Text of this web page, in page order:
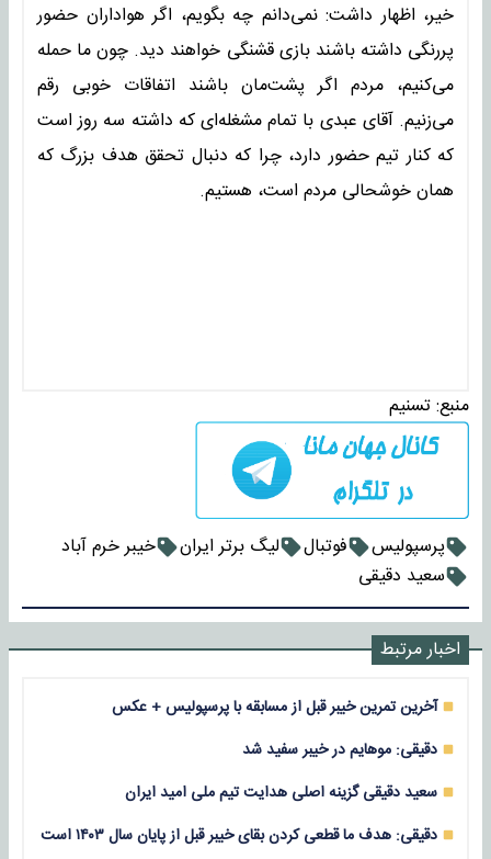
خیر، اظهار داشت: نمی‌دانم چه بگویم، اگر هواداران حضور
پررنگی داشته باشند بازی قشنگی خواهند دید. چون ما حمله
می‌کنیم، مردم اگر پشت‌مان باشند اتفاقات خوبی رقم
می‌زنیم. آقای عبدی با تمام مشغله‌ای که داشته سه روز است
که کنار تیم حضور دارد، چرا که دنبال تحقق هدف بزرگ که
همان خوشحالی مردم است، هستیم.
منبع:تسنیم
پرسپولیس فوتبال لیگ برتر ایران
خیبر خرم آباد
سعید دقیقی
اخبار مرتبط
آخرین تمرین خیبر قبل از مسابقه با پرسپولیس + عکس
دقیقی: موهایم در خیبر سفید شد
سعید دقیقی گزینه اصلی هدایت تیم ملی امید ایران
دقیقی: هدف ما قطعی کردن بقای خیبر قبل از پایان سال ۱۴۰۳ است